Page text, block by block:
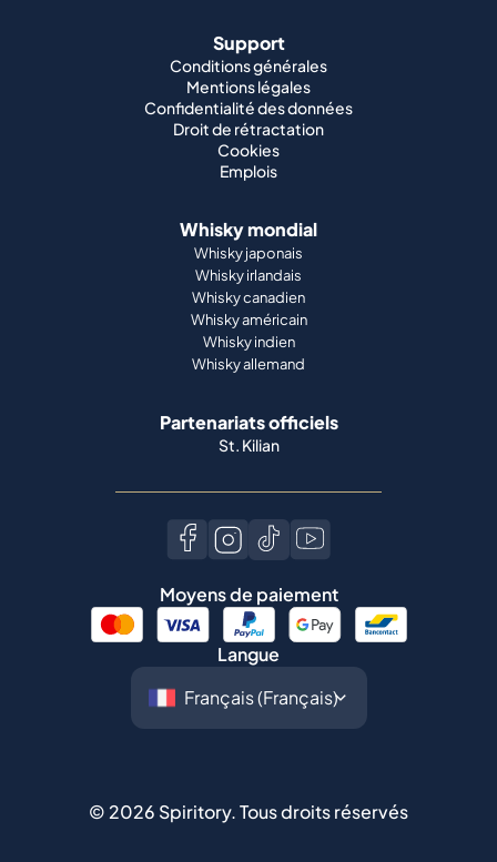
Support
Conditions générales
Mentions légales
Confidentialité des données
Droit de rétractation
Cookies
Emplois
Whisky mondial
Whisky japonais
Whisky irlandais
Whisky canadien
Whisky américain
Whisky indien
Whisky allemand
Partenariats officiels
St. Kilian
Moyens de paiement
Langue
© 2026 Spiritory.Tous droits réservés